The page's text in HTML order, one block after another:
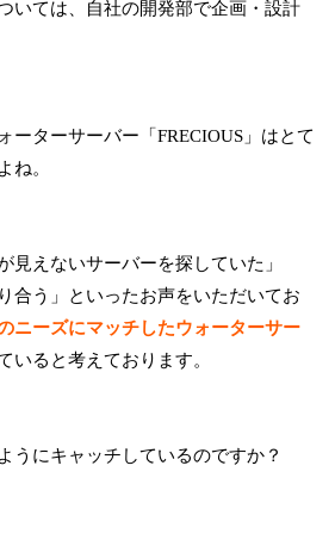
いては、自社の開発部で企画・設計
ーターサーバー「FRECIOUS」はとて
ね。
見えないサーバーを探していた」
合う」といったお声をいただいてお
ニーズにマッチしたウォーターサー
いると考えております。
うにキャッチしているのですか？